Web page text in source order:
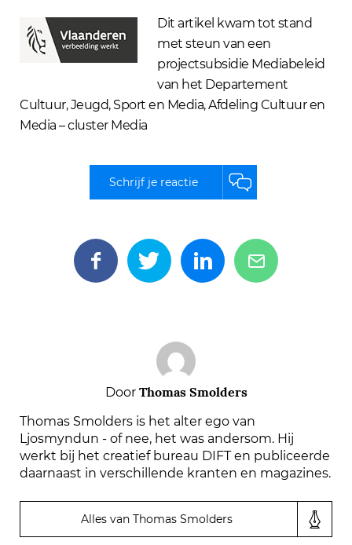
Dit artikel kwam tot stand
met steun van een
projectsubsidie Mediabeleid
van het Departement
Cultuur, Jeugd, Sport en Media, Afdeling Cultuur en
Media – cluster Media
Schrijf je reactie
Door Thomas Smolders
Thomas Smolders is het alter ego van
Ljosmyndun - of nee, het was andersom. Hij
werkt bij het creatief bureau DIFT en publiceerde
daarnaast in verschillende kranten en magazines.
Alles van Thomas Smolders